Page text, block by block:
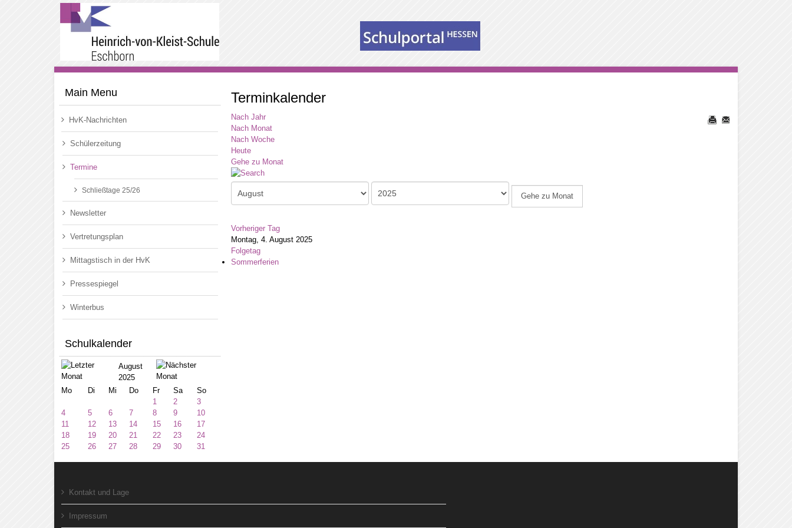
Main Menu
HvK-Nachrichten
Schülerzeitung
Termine
Schließtage 25/26
Newsletter
Vertretungsplan
Mittagstisch in der HvK
Pressespiegel
Winterbus
Schulkalender
August
2025
Mo
Di Mi Do Fr Sa
So
1
2
3
4
5 6 7 8 9
10
11
12 13 14 15 16
17
18
19 20 21 22 23
24
25
26 27 28 29 30 31
Terminkalender
Nach Jahr
Nach Monat
Nach Woche
Heute
Gehe zu Monat
Gehe zu Monat
Vorheriger Tag
Montag, 4. August 2025
Folgetag
Sommerferien
Kontakt und Lage
Impressum